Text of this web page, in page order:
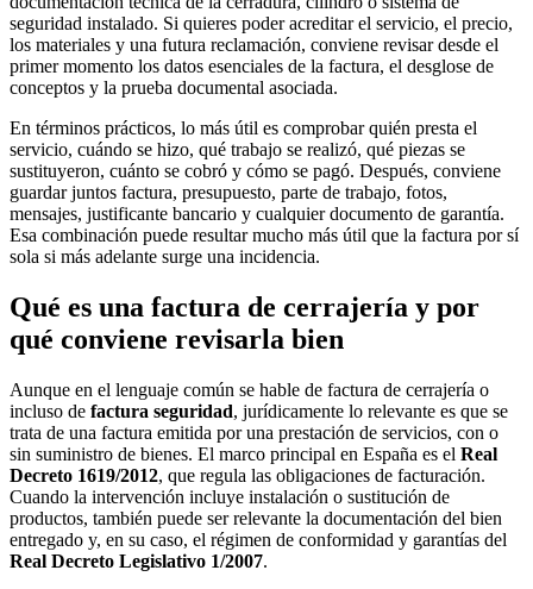
seguridad instalado. Si quieres poder acreditar el servicio, el precio,
los materiales y una futura reclamación, conviene revisar desde el
primer momento los datos esenciales de la factura, el desglose de
conceptos y la prueba documental asociada.
En términos prácticos, lo más útil es comprobar quién presta el
servicio, cuándo se hizo, qué trabajo se realizó, qué piezas se
sustituyeron, cuánto se cobró y cómo se pagó. Después, conviene
guardar juntos factura, presupuesto, parte de trabajo, fotos,
mensajes, justificante bancario y cualquier documento de garantía.
Esa combinación puede resultar mucho más útil que la factura por sí
sola si más adelante surge una incidencia.
Qué es una factura de cerrajería y por
qué conviene revisarla bien
Aunque en el lenguaje común se hable de factura de cerrajería o
incluso de factura seguridad, jurídicamente lo relevante es que se
trata de una factura emitida por una prestación de servicios, con o
sin suministro de bienes. El marco principal en España es el Real
Decreto 1619/2012, que regula las obligaciones de facturación.
Cuando la intervención incluye instalación o sustitución de
productos, también puede ser relevante la documentación del bien
entregado y, en su caso, el régimen de conformidad y garantías del
Real Decreto Legislativo 1/2007.